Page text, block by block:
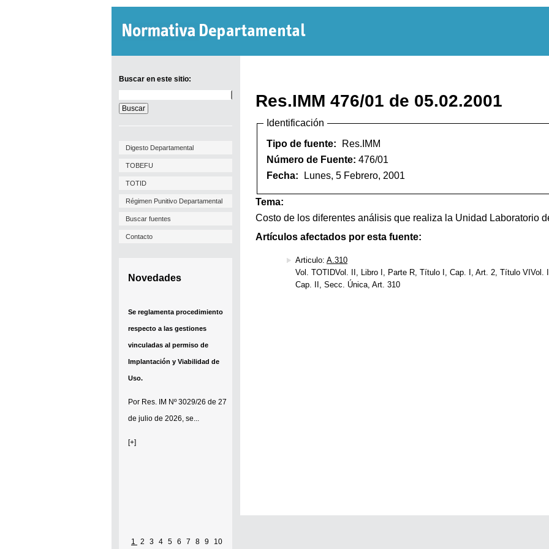
Buscar en este sitio:
en
este
sitio:
Digesto Departamental
TOBEFU
TOTID
Régimen Punitivo Departamental
Buscar fuentes
Contacto
Novedades
Se reglamenta procedimiento
respecto a las gestiones
vinculadas al permiso de
Implantación y Viabilidad de
Uso.
Por Res. IM Nº 3029/26 de 27
de julio de 2026, se...
[+]
1 2 3 4 5 6 7 8 9 10
Res.IMM 476/01 de 05.02.2001
Identificación
Tipo de fuente:
Res.IMM
Número de Fuente: 476/01
Fecha:
Lunes, 5 Febrero, 2001
Tema:
Costo de los diferentes análisis que realiza la Unidad Laboratorio
Artículos afectados por esta fuente:
Articulo: A.310
Vol. TOTIDVol. II, Libro I, Parte R, Título I, Cap. I, Art. 2, Título
Cap. II, Secc. Única, Art. 310